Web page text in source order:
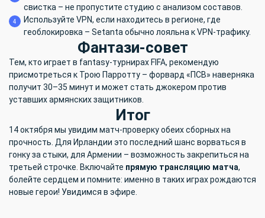
свистка – не пропустите студию с анализом составов.
Используйте VPN, если находитесь в регионе, где
геоблокировка – Setanta обычно лояльна к VPN-трафику.
Фантази-совет
Тем, кто играет в fantasy-турнирах FIFA, рекомендую
присмотреться к Трою Парротту – форвард «ПСВ» наверняка
получит 30–35 минут и может стать джокером против
уставших армянских защитников.
Итог
14 октября мы увидим матч-проверку обеих сборных на
прочность. Для Ирландии это последний шанс ворваться в
гонку за стыки, для Армении – возможность закрепиться на
третьей строчке. Включайте прямую трансляцию матча,
болейте сердцем и помните: именно в таких играх рождаются
новые герои! Увидимся в эфире.